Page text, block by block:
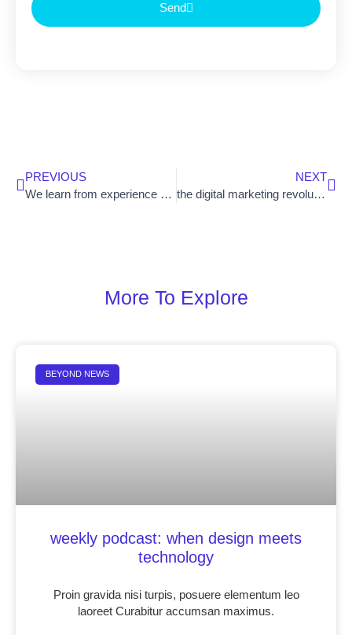
Send
PREVIOUS
We learn from experience and past mistakes
NEXT
the digital marketing revolution is here
More To Explore
BEYOND NEWS
weekly podcast: when design meets
technology
Proin gravida nisi turpis, posuere elementum leo
laoreet Curabitur accumsan maximus.